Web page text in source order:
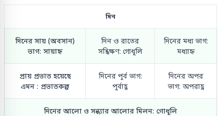
দিন
দিনের সায় (অবসান)
ভাগ: সায়াহ্ন
দিন ও রাতের
সন্ধিক্ষণ: গোধূলি
দিনের মধ্য ভাগ:
মধ্যাহ্ন
প্রায় প্রভাত হয়েছে
এমন : প্রভাতকল্প
দিনের পূর্ব ভাগ:
পূর্বাহ্ণ
দিনের অপর
ভাগ: অপরাহ্ণ
দিনের আলো ও সন্ধ্যার আলোর মিলন: গোধূলি